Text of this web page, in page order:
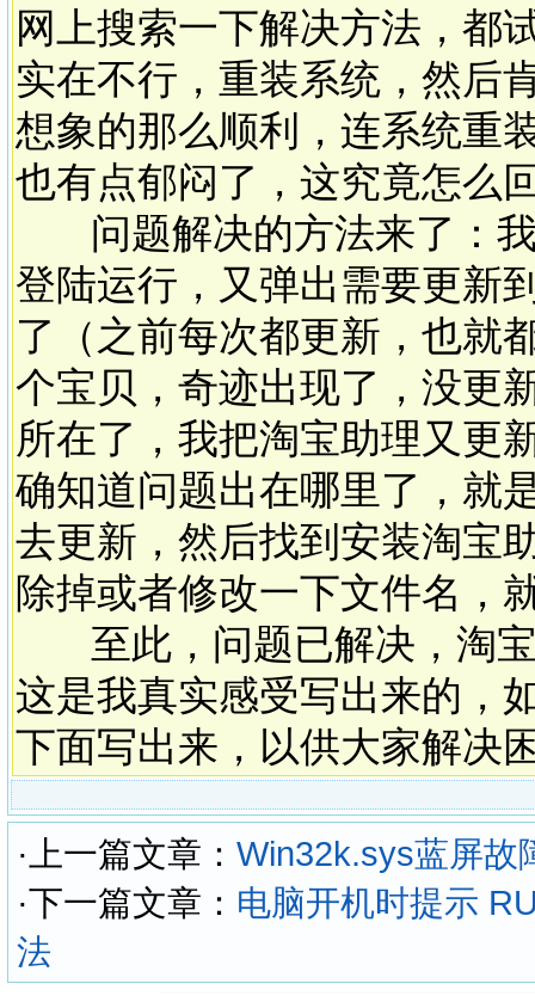
网上搜索一下解决方法，都
实在不行，重装系统，然后
想象的那么顺利，连系统重
也有点郁闷了，这究竟怎么
问题解决的方法来了：我
登陆运行，又弹出需要更新
了（之前每次都更新，也就
个宝贝，奇迹出现了，没更
所在了，我把淘宝助理又更
确知道问题出在哪里了，就
去更新，然后找到安装淘宝
除掉或者修改一下文件名
至此，问题已解决，淘宝
这是我真实感受写出来的，
下面写出来，以供大家解决
·上一篇文章： Win32k.sys蓝屏故
·下一篇文章： 电脑开机时提示
法